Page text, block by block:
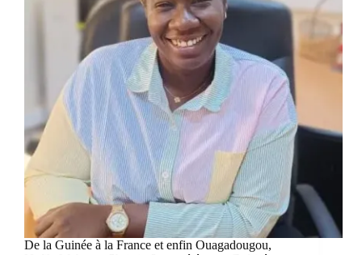
De la Guinée à la France et enfin Ouagadougou,